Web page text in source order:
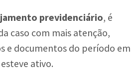
previdenciário, é
caso com mais atenção,
e documentos do período em
ativo.